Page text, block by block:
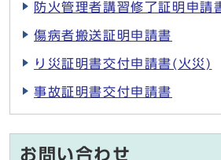
防火管理者講習修了証明申請
傷病者搬送証明申請書
り災証明書交付申請書(火災)
事故証明書交付申請書
お問い合わせ